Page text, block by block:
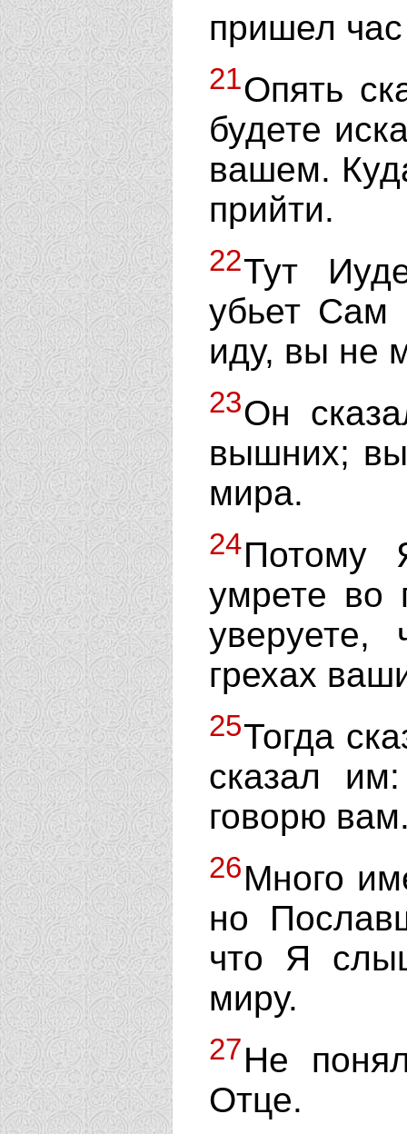
пришел
21Опять
будете
вашем.
прийти.
22Тут
убьет Сам
иду, вы не
23Он
вышних;
мира.
24Потому
умрете во
грехах
25Тогда
сказал
говорю
26Много
но
что Я
миру.
27Не
Отце.